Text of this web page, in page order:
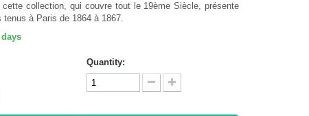
cette collection, qui couvre tout le 19ème Siècle, présente
tenus à Paris de 1864 à 1867.
Quantity: